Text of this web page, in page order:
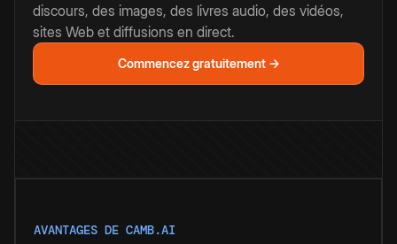
discours, des images, des livres audio, des vidéos,
sites Web et diffusions en direct.
Commencez gratuitement →
AVANTAGES DE CAMB.AI